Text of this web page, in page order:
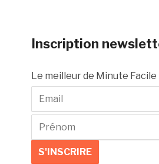
Inscription
Le meilleur de Minute Facile